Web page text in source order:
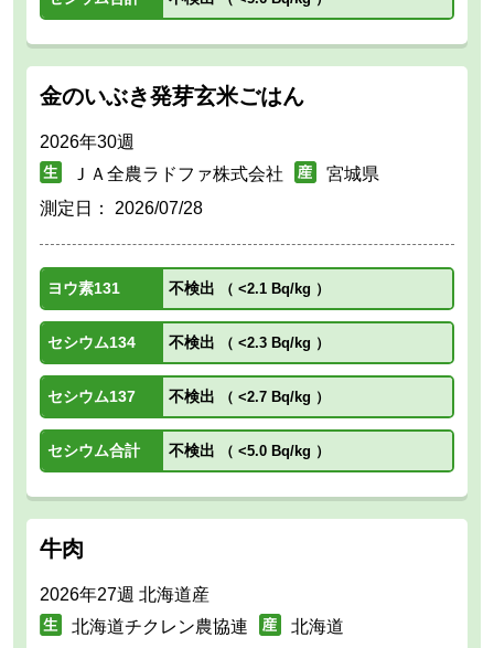
金のいぶき発芽玄米ごはん
2026年30週
ＪＡ全農ラドファ株式会社
宮城県
測定日： 2026/07/28
ヨウ素131 不検出 （ <2.1 Bq/kg ）
セシウム134 不検出 （ <2.3 Bq/kg ）
セシウム137 不検出 （ <2.7 Bq/kg ）
セシウム合計 不検出 （ <5.0 Bq/kg ）
牛肉
2026年27週 北海道産
北海道チクレン農協連
北海道